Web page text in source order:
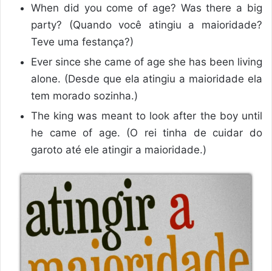
When did you come of age? Was there a big
party? (Quando você atingiu a maioridade?
Teve uma festança?)
Ever since she came of age she has been living
alone. (Desde que ela atingiu a maioridade ela
tem morado sozinha.)
The king was meant to look after the boy until
he came of age. (O rei tinha de cuidar do
garoto até ele atingir a maioridade.)